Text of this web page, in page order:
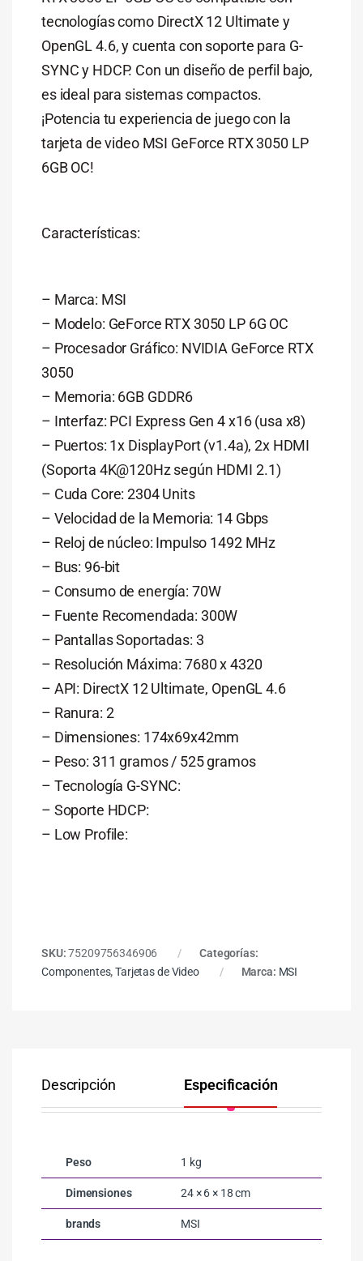
tecnologías como DirectX 12 Ultimate y
OpenGL 4.6, y cuenta con soporte para G-
SYNC y HDCP. Con un diseño de perfil bajo,
es ideal para sistemas compactos.
¡Potencia tu experiencia de juego con la
tarjeta de video MSI GeForce RTX 3050 LP
6GB OC!
Características:
– Marca: MSI
– Modelo: GeForce RTX 3050 LP 6G OC
– Procesador Gráfico: NVIDIA GeForce RTX
3050
– Memoria: 6GB GDDR6
– Interfaz: PCI Express Gen 4 x16 (usa x8)
– Puertos: 1x DisplayPort (v1.4a), 2x HDMI
(Soporta 4K@120Hz según HDMI 2.1)
– Cuda Core: 2304 Units
– Velocidad de la Memoria: 14 Gbps
– Reloj de núcleo: Impulso 1492 MHz
– Bus: 96-bit
– Consumo de energía: 70W
– Fuente Recomendada: 300W
– Pantallas Soportadas: 3
– Resolución Máxima: 7680 x 4320
– API: DirectX 12 Ultimate, OpenGL 4.6
– Ranura: 2
– Dimensiones: 174x69x42mm
– Peso: 311 gramos / 525 gramos
– Tecnología G-SYNC:
– Soporte HDCP:
– Low Profile:
SKU:75209756346906
Categorías:
Componentes,Tarjetas de Video Marca: MSI
Descripción Especificación
Peso 1 kg
Dimensiones 24 × 6 × 18 cm
brands MSI